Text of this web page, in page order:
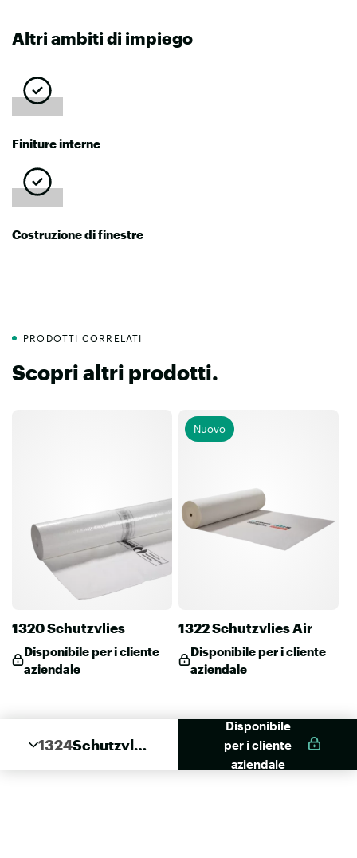
Altri ambiti di impiego
Finiture interne
Costruzione di finestre
PRODOTTI CORRELATI
Scopri altri prodotti.
1320 Schutzvlies
Disponibile per i cliente
aziendale
Nuovo
1322 Schutzvlies Air
Disponibile per i cliente
aziendale
1324Schutzvlie
Disponibile
per i cliente
aziendale